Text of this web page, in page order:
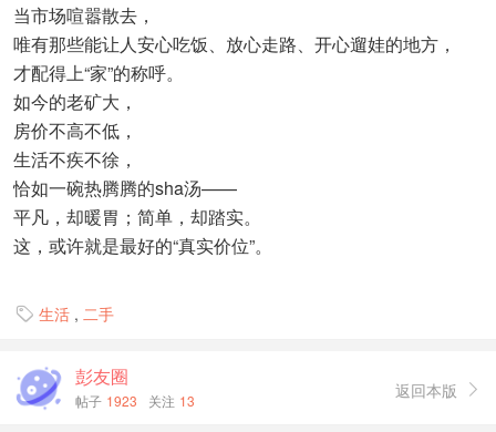
当市场喧嚣散去，
唯有那些能让人安心吃饭、放心走路、开心遛娃的地方，
才配得上“家”的称呼。
如今的老矿大，
房价不高不低，
生活不疾不徐，
恰如一碗热腾腾的sha汤——
平凡，却暖胃；简单，却踏实。
这，或许就是最好的“真实价位”。
 生活 , 二手
彭友圈
帖子 1923 关注 13 返回本版 